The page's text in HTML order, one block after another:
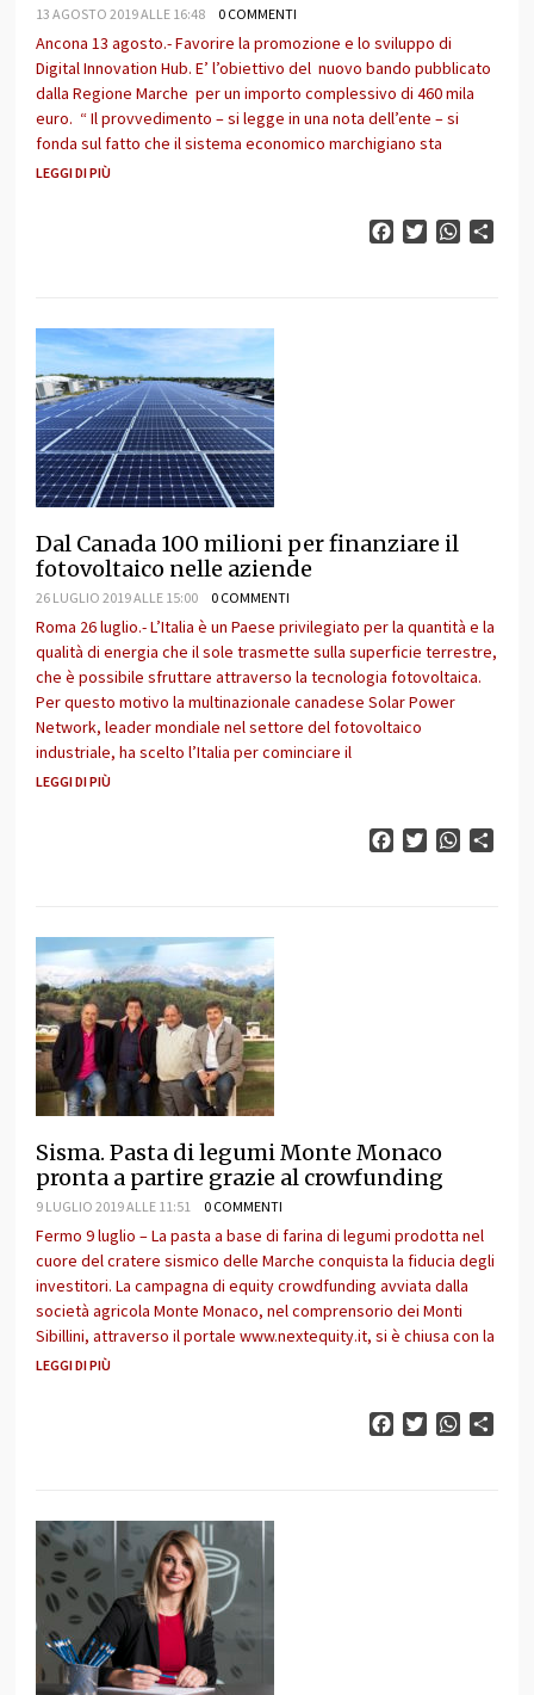
13 AGOSTO 2019 ALLE 16:48 0 COMMENTI
Ancona 13 agosto.- Favorire la promozione e lo sviluppo di
Digital Innovation Hub. E’ l’obiettivo del nuovo bando pubblicato
dalla Regione Marche per un importo complessivo di 460 mila
euro. “ Il provvedimento – si legge in una nota dell’ente – si
fonda sul fatto che il sistema economico marchigiano sta
LEGGI DI PIÙ
FacebookTwitter
Dal Canada 100 milioni per finanziare il
fotovoltaico nelle aziende
26 LUGLIO 2019 ALLE 15:00 0 COMMENTI
Roma 26 luglio.- L’Italia è un Paese privilegiato per la quantità e la
qualità di energia che il sole trasmette sulla superficie terrestre,
che è possibile sfruttare attraverso la tecnologia fotovoltaica.
Per questo motivo la multinazionale canadese Solar Power
Network, leader mondiale nel settore del fotovoltaico
industriale, ha scelto l’Italia per cominciare il
LEGGI DI PIÙ
FacebookTwitter
Sisma. Pasta di legumi Monte Monaco
pronta a partire grazie al crowfunding
9 LUGLIO 2019 ALLE 11:51 0 COMMENTI
Fermo 9 luglio – La pasta a base di farina di legumi prodotta nel
cuore del cratere sismico delle Marche conquista la fiducia degli
investitori. La campagna di equity crowdfunding avviata dalla
società agricola Monte Monaco, nel comprensorio dei Monti
Sibillini, attraverso il portale www.nextequity.it, si è chiusa con la
LEGGI DI PIÙ
FacebookTwitter